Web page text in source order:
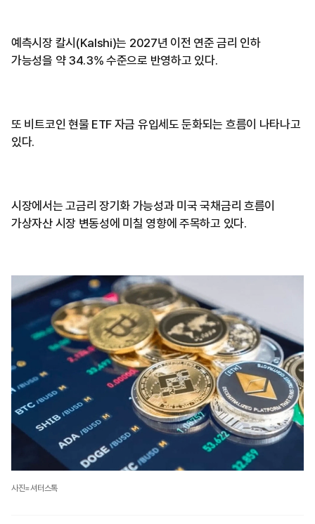
예측시장 칼시(Kalshi)는 2027년 이전 연준 금리 인하
가능성을 약 34.3% 수준으로 반영하고 있다.
또 비트코인 현물 ETF 자금 유입세도 둔화되는 흐름이 나타나고
있다.
시장에서는 고금리 장기화 가능성과 미국 국채금리 흐름이
가상자산 시장 변동성에 미칠 영향에 주목하고 있다.
사진=셔터스톡